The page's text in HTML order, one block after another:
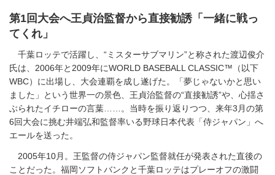
第1回大会へ王貞治監督から直接勧誘「一緒に戦っ
てくれ」
千葉ロッテで活躍し、“ミスターサブマリン”と称された渡辺俊介
氏は、2006年と2009年にWORLD BASEBALL CLASSIC™（以下
WBC）に出場し、大会連覇を成し遂げた。「夢じゃないかと思い
ました」という世界一の景色、王貞治監督の“直接勧誘”や、心揺さ
ぶられたイチローの言葉……。当時を振り返りつつ、来年3月の第
6回大会に挑む井端弘和監督率いる野球日本代表「侍ジャパン」へ
エールを送った。
2005年10月。王監督の侍ジャパン監督就任が発表された直後の
ことだった。福岡ソフトバンクと千葉ロッテはプレーオフの激闘